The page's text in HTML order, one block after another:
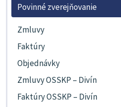
Povinné zverejňovanie
Zmluvy
Faktúry
Objednávky
Zmluvy OSSKP – Divín
Faktúry OSSKP – Divín